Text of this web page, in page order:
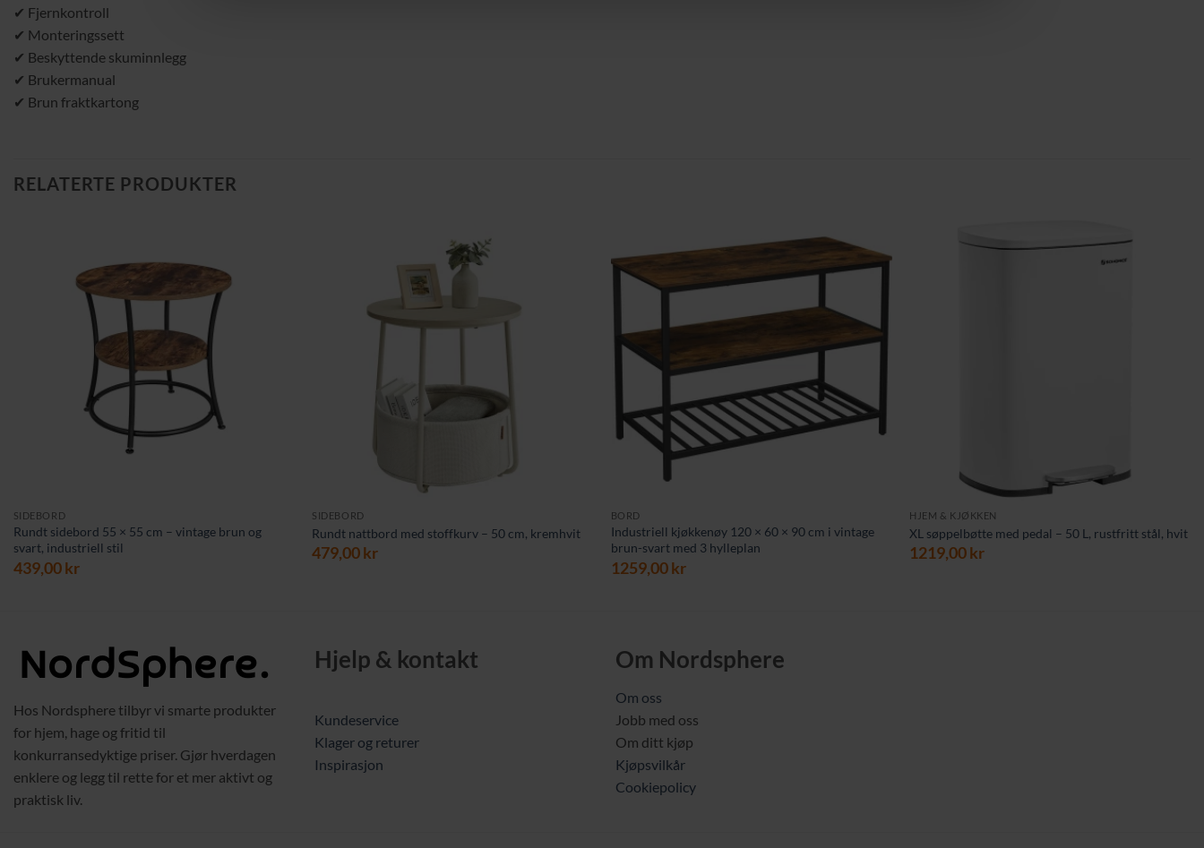
✔ Fjernkontroll
✔ Monteringssett
✔ Beskyttende skuminnlegg
✔ Brukermanual
✔ Brun fraktkartong
RELATERTE PRODUKTER
SIDEBORD
Rundt sidebord 55 × 55 cm – vintage brun og
svart, industriell stil
439,00kr
SIDEBORD
Rundt nattbord med stoffkurv – 50 cm, kremhvit
479,00kr
BORD
Industriell kjøkkenøy 120 × 60 × 90 cm i vintage
brun-svart med 3 hylleplan
1259,00kr
HJEM & KJØKKEN
XL søppelbøtte med pedal – 50 L, rustfritt stål, hvit
1219,00kr
Hos Nordsphere tilbyr vi smarte produkter
for hjem, hage og fritid til
konkurransedyktige priser. Gjør hverdagen
enklere og legg til rette for et mer aktivt og
praktisk liv.
Hjelp & kontakt
Kundeservice
Klager og returer
Inspirasjon
Om Nordsphere
Om oss
Jobb med oss
Om ditt kjøp
Kjøpsvilkår
Cookiepolicy